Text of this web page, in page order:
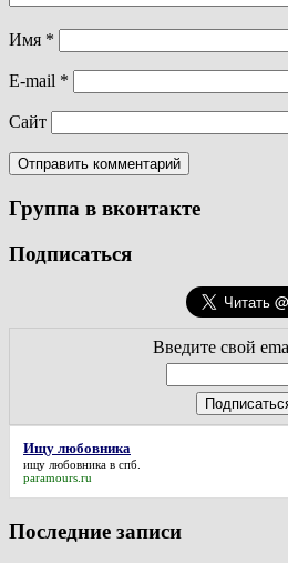
Имя *
E-mail *
Сайт
Группа в вконтакте
Подписаться
Введите свой
Ищу любовника
ищу любовника в спб.
paramours.ru
Последние записи